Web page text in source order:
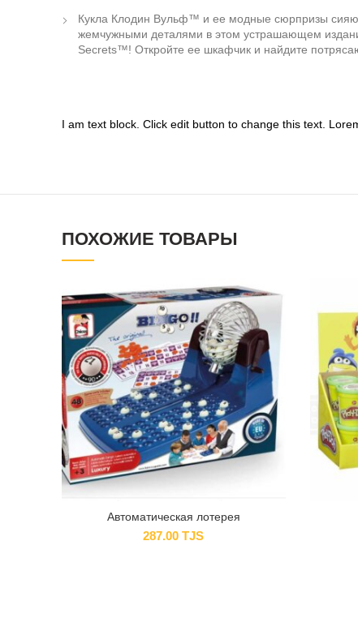
Кукла Клодин Вульф™ и ее модные сюрпризы
жемчужными деталями в этом устрашающем
Secrets™! Откройте ее шкафчик и найдите
I am text block. Click edit button to change this text.
ПОХОЖИЕ ТОВАРЫ
Автоматическая лотерея
287.00TJS